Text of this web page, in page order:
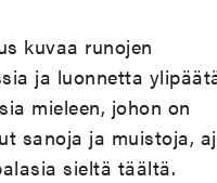
kuvaa runojen
ja luonnetta
mieleen, johon on
sanoja ja muistoja,
sieltä täältä.